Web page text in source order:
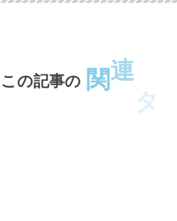
この記事の 関連タ